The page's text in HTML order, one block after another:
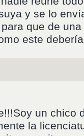
y se lo
que de
este
un chico
la